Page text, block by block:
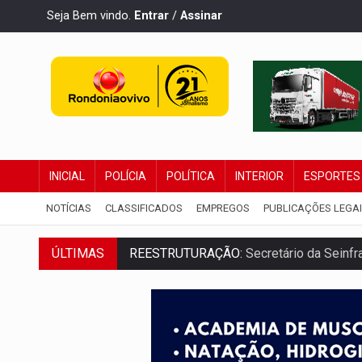
Seja Bem vindo. Entrar / Assinar
INICIAL POLÍCIA POLÍTICA INTERIOR ESPORTES
NOTÍCIAS CLASSIFICADOS EMPREGOS PUBLICAÇÕES
ÚLTIMAS REESTRUTURAÇÃO: Secretário da
SAÚDE INDÍGENA:Pirahã terão
ECONOMIA: Dia dos pais deve
DIA DOS PAIS:Bailarina da Praça